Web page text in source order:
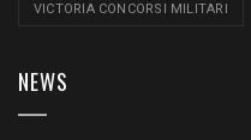
VICTORIA CONCORSI MILITARI
NEWS